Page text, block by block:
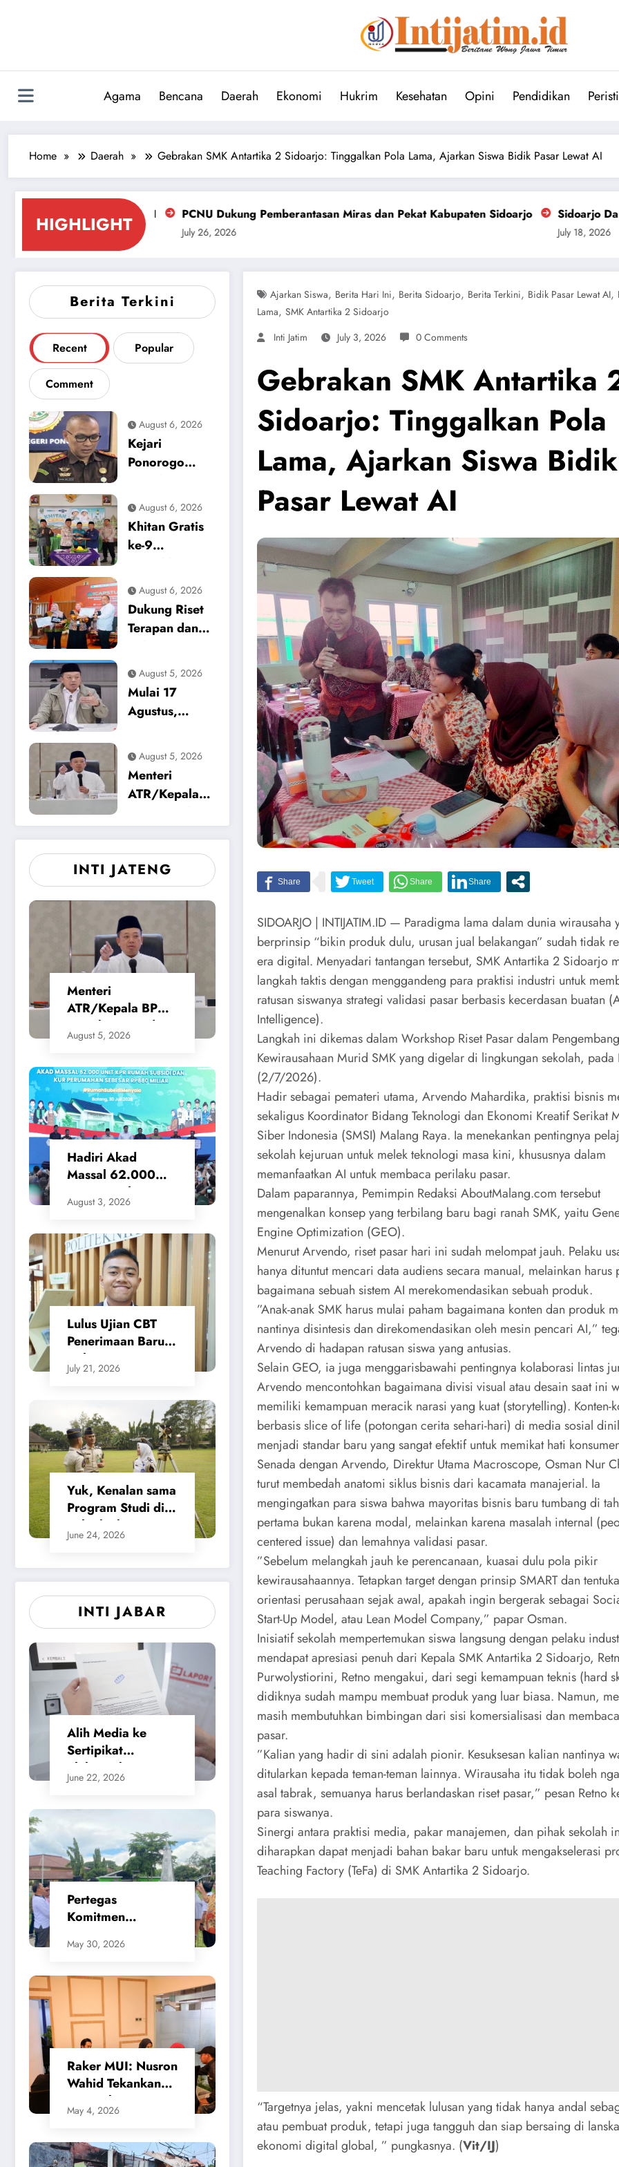
Agama Bencana Daerah Ekonomi Hukrim Kesehatan Opini Pendidikan
Home Daerah Gebrakan SMK Antartika 2 Sidoarjo: Tinggalkan Pola Lama, Ajarkan Siswa Bidik Pasar Lewat AI
HIGHLIGHT
PCNU Dukung Pemberantasan Miras dan Pekat Kabupaten Sidoarjo
July 26, 2026
Sidoarjo Darurat Miras dan
Berita Terkini
Recent Popular
Comment
August 6, 2026
Kejari
Ponorogo
Tersangka
Baru, Kasus
Dugaan
Korupsi
Perumahan
DPRD 2023-
2026
August 6, 2026
Khitan Gratis
ke-9
HUT ke-12
Media Pewarta
di Magetan
August 6, 2026
Dukung Riset
Terapan dan
Lingkungan,
Pemkab
Magetan
Apresiasi
2026 Unesa
August 5, 2026
Mulai 17
Agustus,
ATR/BPN Uji
Coba Layanan
Peralihan Hak
10 Hari di 15
Kantah
August 5, 2026
Menteri
ATR/Kepala
Standar Waktu
Layanan untuk
Pengukuran
Tanah dan
Peralihan Hak
INTI JATENG
Menteri
ATR/Kepala BPN
Tetapkan Standar
Waktu Layanan
Tanah dan
Peralihan Hak
August 5, 2026
Hadiri Akad
Massal 62.000
KPR Rumah
Subsidi, Menteri
Tanah Beri
Kepastian bagi
Masyarakat
August 3, 2026
Lulus Ujian CBT
Penerimaan Baru,
Calon Taruna/i
Politeknik Agraria
Lanjutan
July 21, 2026
Yuk, Kenalan sama
Program Studi di
Politeknik Agraria
STPN
June 24, 2026
INTI JABAR
Alih Media ke
Sertipikat
Elektronik,
Masyarakat
Praktis dan
Berikan Rasa
Aman
June 22, 2026
Pertegas
Komitmen
SMSI Apresiasi
Walikota Cilegon
May 30, 2026
​Raker MUI: Nusron
Wahid Tekankan
Keseimbangan
Sistem
Bencana
May 4, 2026
Ajarkan Siswa, Berita Hari Ini, Berita Sidoarjo, Berita Terkini, Bidik Pasar Lewat AI,
Lama, SMK Antartika 2 Sidoarjo
Inti Jatim
July 3, 2026 0 Comments
Gebrakan SMK Antartika
Sidoarjo: Tinggalkan Pola
Lama, Ajarkan Siswa Bidik
Pasar Lewat AI
SIDOARJO | INTIJATIM.ID — Paradigma lama dalam dunia wirausaha
berprinsip “bikin produk dulu, urusan jual belakangan” sudah tidak
era digital. Menyadari tantangan tersebut, SMK Antartika 2 Sidoarjo
langkah taktis dengan menggandeng para praktisi industri untuk
ratusan siswanya strategi validasi pasar berbasis kecerdasan buatan
Intelligence).
​Langkah ini dikemas dalam Workshop Riset Pasar dalam
Kewirausahaan Murid SMK yang digelar di lingkungan sekolah, pada
(2/7/2026).
​Hadir sebagai pemateri utama, Arvendo Mahardika, praktisi bisnis
sekaligus Koordinator Bidang Teknologi dan Ekonomi Kreatif Serikat
Siber Indonesia (SMSI) Malang Raya. Ia menekankan pentingnya
sekolah kejuruan untuk melek teknologi masa kini, khususnya dalam
memanfaatkan AI untuk membaca perilaku pasar.
​Dalam paparannya, Pemimpin Redaksi AboutMalang.com tersebut
mengenalkan konsep yang terbilang baru bagi ranah SMK, yaitu
Engine Optimization (GEO).
​Menurut Arvendo, riset pasar hari ini sudah melompat jauh. Pelaku
hanya dituntut mencari data audiens secara manual, melainkan harus
bagaimana sebuah sistem AI merekomendasikan sebuah produk.
​”Anak-anak SMK harus mulai paham bagaimana konten dan produk
nantinya disintesis dan direkomendasikan oleh mesin pencari AI,”
Arvendo di hadapan ratusan siswa yang antusias.
​Selain GEO, ia juga menggarisbawahi pentingnya kolaborasi lintas
Arvendo mencontohkan bagaimana divisi visual atau desain saat ini
memiliki kemampuan meracik narasi yang kuat (storytelling). Konten-
berbasis slice of life (potongan cerita sehari-hari) di media sosial
menjadi standar baru yang sangat efektif untuk memikat hati
​Senada dengan Arvendo, Direktur Utama Macroscope, Osman Nur
turut membedah anatomi siklus bisnis dari kacamata manajerial. Ia
mengingatkan para siswa bahwa mayoritas bisnis baru tumbang di
pertama bukan karena modal, melainkan karena masalah internal
centered issue) dan lemahnya validasi pasar.
​”Sebelum melangkah jauh ke perencanaan, kuasai dulu pola pikir
kewirausahaannya. Tetapkan target dengan prinsip SMART dan
orientasi perusahaan sejak awal, apakah ingin bergerak sebagai
Start-Up Model, atau Lean Model Company,” papar Osman.
​Inisiatif sekolah mempertemukan siswa langsung dengan pelaku
mendapat apresiasi penuh dari Kepala SMK Antartika 2 Sidoarjo,
Purwolystiorini, Retno mengakui, dari segi kemampuan teknis (hard
didiknya sudah mampu membuat produk yang luar biasa. Namun,
masih membutuhkan bimbingan dari sisi komersialisasi dan
pasar.
​”Kalian yang hadir di sini adalah pionir. Kesuksesan kalian nantinya
ditularkan kepada teman-teman lainnya. Wirausaha itu tidak boleh
asal tabrak, semuanya harus berlandaskan riset pasar,” pesan Retno
para siswanya.
​Sinergi antara praktisi media, pakar manajemen, dan pihak sekolah
diharapkan dapat menjadi bahan bakar baru untuk mengakselerasi
Teaching Factory (TeFa) di SMK Antartika 2 Sidoarjo.
“Targetnya jelas, yakni mencetak lulusan yang tidak hanya andal
atau pembuat produk, tetapi juga tangguh dan siap bersaing di
ekonomi digital global, ” pungkasnya. (Vit/IJ)